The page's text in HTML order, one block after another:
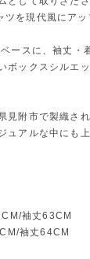
を現代風にアッ
ースに、袖丈・
ボックスシルエ
附市で製織さ
ュアルな中にも
袖丈63CM
袖丈64CM